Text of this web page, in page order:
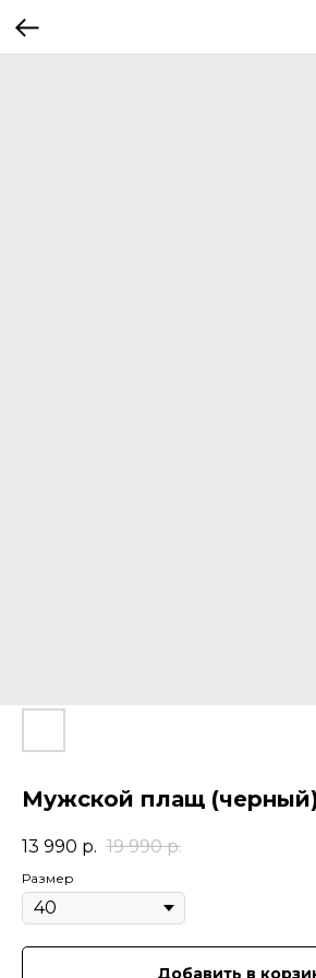
Мужской плащ
13 990 р. 19 990 р.
Размер
Добавить в